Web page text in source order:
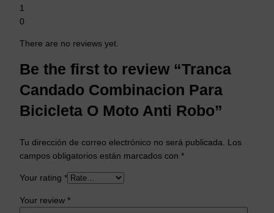
1
0
There are no reviews yet.
Be the first to review “Tranca
Candado Combinacion Para
Bicicleta O Moto Anti Robo”
Tu dirección de correo electrónico no será publicada.
Los
campos obligatorios están marcados con *
Your rating *
Your review *